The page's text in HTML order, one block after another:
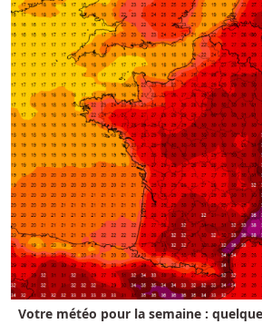
Votre météo pour la semaine :